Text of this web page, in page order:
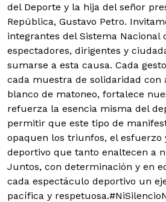
del Deporte y la hija del señor
República, Gustavo Petro.
integrantes del Sistema Nacional
espectadores, dirigentes y
sumarse a esta causa. Cada
cada muestra de solidaridad con
blanco de matoneo, fortalece
refuerza la esencia misma del
permitir que este tipo de
opaquen los triunfos, el esfuerzo
deportivo que tanto enaltecen a
Juntos, con determinación y en
cada espectáculo deportivo un
pacífica y